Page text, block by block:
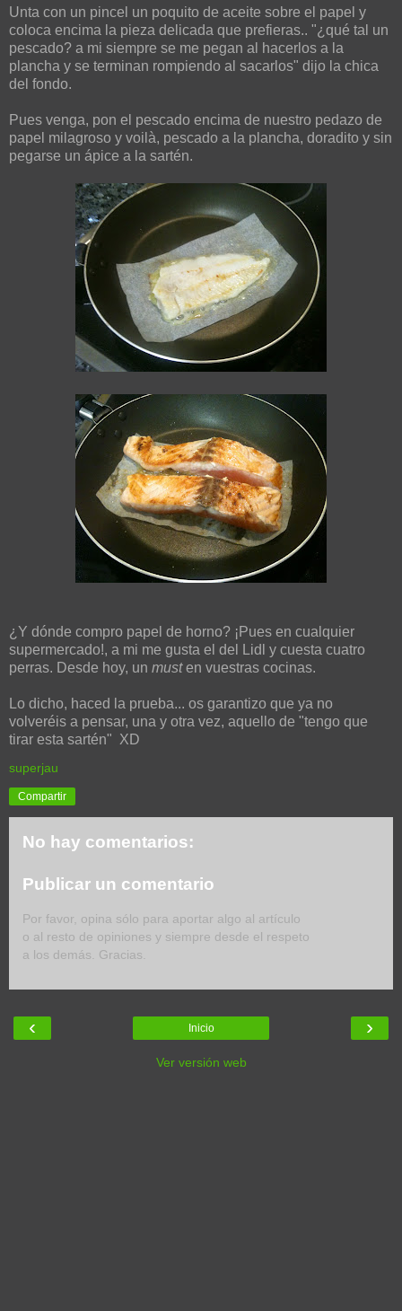
Unta con un pincel un poquito de aceite sobre el papel y
coloca encima la pieza delicada que prefieras.. "¿qué tal un
pescado? a mi siempre se me pegan al hacerlos a la
plancha y se terminan rompiendo al sacarlos" dijo la chica
del fondo.
Pues venga, pon el pescado encima de nuestro pedazo de
papel milagroso y voilà, pescado a la plancha, doradito y sin
pegarse un ápice a la sartén.
¿Y dónde compro papel de horno? ¡Pues en cualquier
supermercado!, a mi me gusta el del Lidl y cuesta cuatro
perras. Desde hoy, un musten vuestras cocinas.
Lo dicho, haced la prueba... os garantizo que ya no
volveréis a pensar, una y otra vez, aquello de "tengo que
tirar esta sartén" XD
superjau
Compartir
No hay comentarios:
Publicar un comentario
Por favor, opina sólo para aportar algo al artículo
o al resto de opiniones y siempre desde el respeto
a los demás. Gracias.
‹ ›
Inicio
Ver versión web